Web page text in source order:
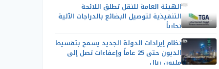
الهيئة العامة للنقل تطلق اللائحة
التنفيذية لتوصيل البضائع بالدراجات الآلية
تجارياً
نظام إيرادات الدولة الجديد يسمح بتقسيط
الديون حتى 25 عاماً وإعفاءات تصل إلى
مليون ريال